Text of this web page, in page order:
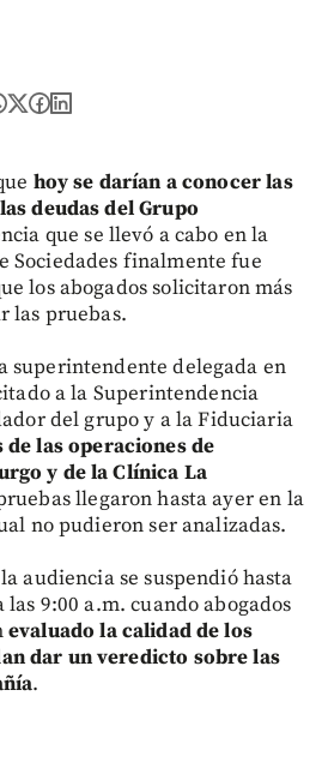
hoy se darían a conocer las
deudas del Grupo
que se llevó a cabo en la
Sociedades finalmente fue
los abogados solicitaron más
las pruebas.
superintendente delegada en
a la Superintendencia
del grupo y a la Fiduciaria
de las operaciones de
y de la Clínica La
llegaron hasta ayer en la
no pudieron ser analizadas.
audiencia se suspendió hasta
9:00 a.m. cuando abogados
evaluado la calidad de los
dar un veredicto sobre las
.